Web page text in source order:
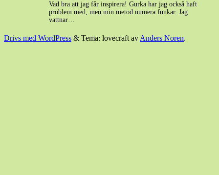
Vad bra att jag får inspirera! Gurka har jag också haft
problem med, men min metod numera funkar. Jag
vattnar…
Drivs med WordPress & Tema: lovecraft av Anders Noren.